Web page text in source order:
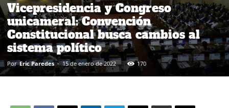
Vicepresidencia y Congreso
unicameral: Convención
Constitucional busca cambios al
sistema político
Por Eric Paredes - 15 de enero de 2022 170